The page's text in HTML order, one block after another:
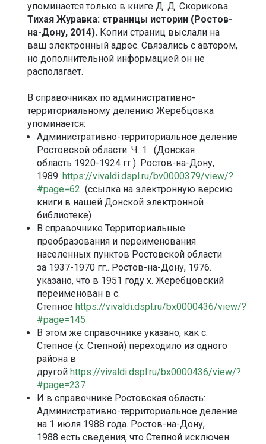
упоминается только в книге Д. Д. Скорикова
Тихая Журавка: страницы истории (Ростов-
на-Дону, 2014). Копии страниц выслали на
ваш электронный адрес. Связались с автором,
но дополнительной информацией он не
располагает.
В справочниках по административно-
территориальному делению Жеребцовка
упоминается:
Административно-территориальное деление
Ростовской области. Ч. 1. (Донская
область 1920-1924 гг.). Ростов-на-Дону,
1989. https://vivaldi.dspl.ru/bv0000379/view/?
#page=62 (ссылка на электронную версию
книги в нашей Донской электронной
библиотеке)
В справочнике Территориальные
преобразования и переименования
населенных пунктов Ростовской области
за 1937-1970 гг.. Ростов-на-Дону, 1976.
указано, что в 1951 году х. Жеребцовский
переименован в с.
Степное https://vivaldi.dspl.ru/bx0000436/view/?
#page=145
В этом же справочнике указано, как с.
Степное (х. Степной) переходило из одного
района в
другой https://vivaldi.dspl.ru/bx0000436/view/?
#page=237
И в справочнике Ростовская область:
Административно-территориальное деление
на 1 июля 1988 года. Ростов-на-Дону,
1988 есть сведения, что Степной исключен